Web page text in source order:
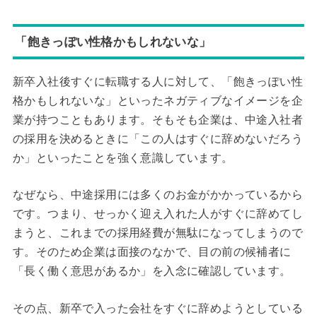
「飽きっぽい性格かもしれないな」
新卒入社後すぐに転職する人に対して、「飽きっぽい性
格かもしれないな」といったネガティブなイメージを企
業が持つこともあります。そもそも企業は、中途入社者
の採用を決めるときに「この人はすぐに辞めないだろう
か」といったことを強く意識しています。
なぜなら、中途採用には多くのお金がかかっているから
です。つまり、せっかく迎え入れた人がすぐに辞めてし
まうと、これまでの採用経費が無駄になってしまうので
す。そのため企業は面接のなかで、目の前の候補者に
「長く働く意思があるか」を入念に確認しています。
その点、新卒で入った会社をすぐに辞めようとしている